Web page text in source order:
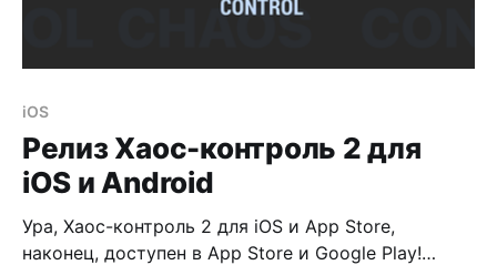
iOS
Релиз Хаос-контроль 2 для
iOS и Android
Ура, Хаос-контроль 2 для iOS и App Store,
наконец, доступен в App Store и Google Play!